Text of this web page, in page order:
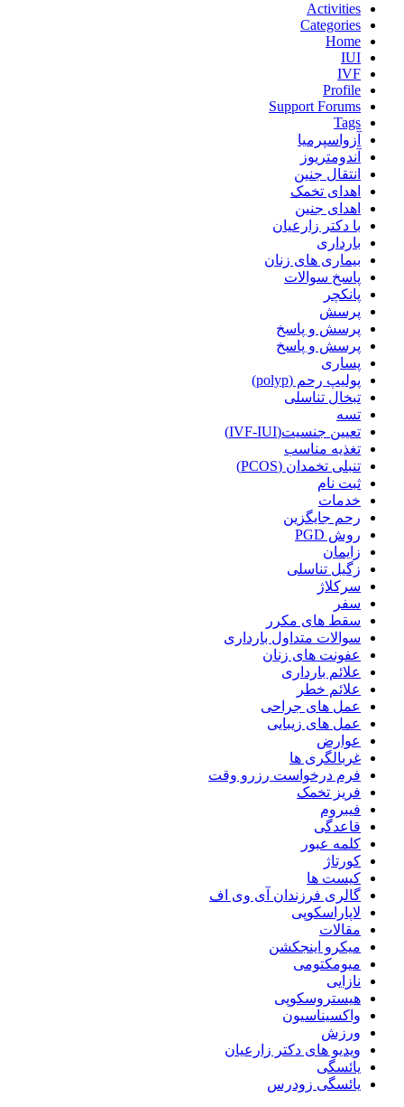
Activities
Categories
Home
IUI
IVF
Profile
Support Forums
Tags
آزواسپرمیا
آندومتریوز
انتقال جنین
اهدای تخمک
اهدای جنین
با دکتر زارعیان
بارداری
بیماری های زنان
پاسخ سوالات
پانکچر
پرسش
پرسش و پاسخ
پرسش و پاسخ
پساری
پولیپ رحم (polyp)
تبخال تناسلی
تسه
تعیین جنسیت(IVF-IUI)
تغذیه مناسب
تنبلی تخمدان (PCOS)
ثبت نام
خدمات
رحم جایگزین
روش PGD
زایمان
زگیل تناسلی
سرکلاژ
سفر
سقط های مکرر
سوالات متداول بارداری
عفونت های زنان
علائم بارداری
علائم خطر
عمل های جراحی
عمل های زیبایی
عوارض
غربالگری ها
فرم درخواست رزرو وقت
فریز تخمک
فیبروم
قاعدگی
کلمه عبور
کورتاژ
کیست ها
گالری فرزندان آی وی اف
لاپاراسکوپی
مقالات
میکرو اینجکشن
میومکتومی
نازایی
هیستروسکوپی
واکسیناسیون
ورزش
ویدیو های دکتر زارعیان
یائسگی
یائسگی زودرس